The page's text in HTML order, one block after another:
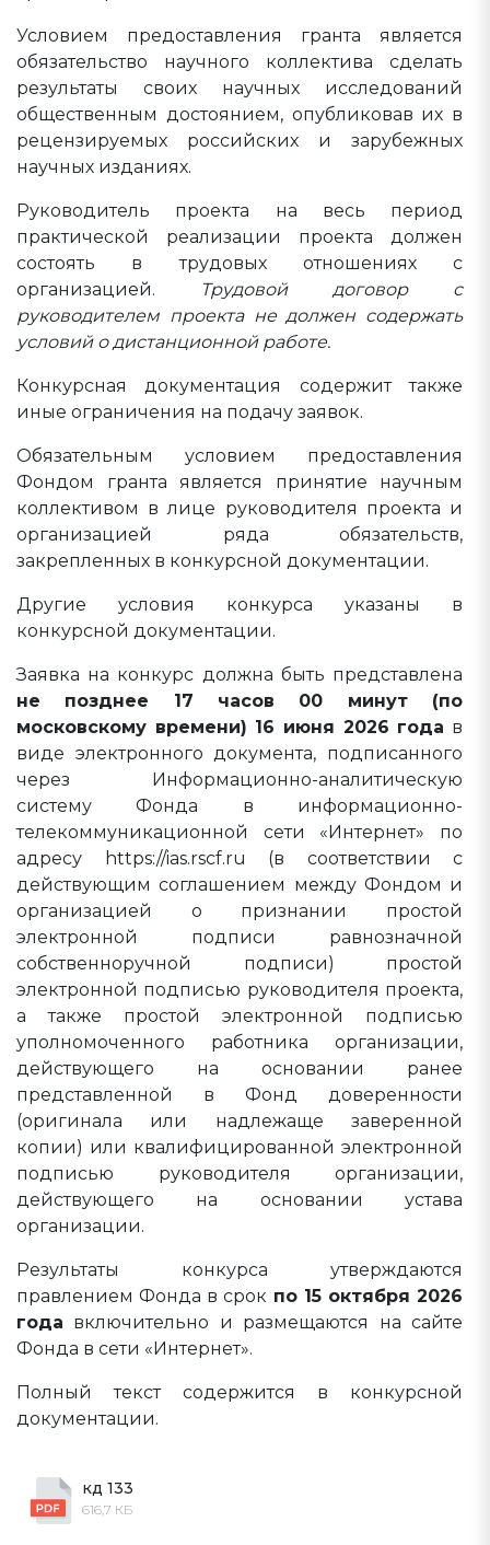
Условием предоставления гранта является
обязательство научного коллектива сделать
результаты своих научных исследований
общественным достоянием, опубликовав их в
рецензируемых российских и зарубежных
научных изданиях.
Руководитель проекта на весь период
практической реализации проекта должен
состоять в трудовых отношениях с
организацией.
Трудовой договор с
руководителем проекта не должен содержать
условий о дистанционной работе.
Конкурсная документация содержит также
иные ограничения на подачу заявок.
Обязательным условием предоставления
Фондом гранта является принятие научным
коллективом в лице руководителя проекта и
организацией ряда обязательств,
закрепленных в конкурсной документации.
Другие условия конкурса указаны в
конкурсной документации.
Заявка на конкурс должна быть представлена
не позднее 17 часов 00 минут (по
московскому времени) 16 июня 2026 года в
виде электронного документа, подписанного
через Информационно-аналитическую
систему Фонда в информационно-
телекоммуникационной сети «Интернет» по
адресу https://ias.rscf.ru (в соответствии с
действующим соглашением между Фондом и
организацией о признании простой
электронной подписи равнозначной
собственноручной подписи) простой
электронной подписью руководителя проекта,
а также простой электронной подписью
уполномоченного работника организации,
действующего на основании ранее
представленной в Фонд доверенности
(оригинала или надлежаще заверенной
копии) или квалифицированной электронной
подписью руководителя организации,
действующего на основании устава
организации.
Результаты конкурса утверждаются
правлением Фонда в срок по 15 октября 2026
года включительно и размещаются на сайте
Фонда в сети «Интернет».
Полный текст содержится в конкурсной
документации.
кд 133
616,7 КБ